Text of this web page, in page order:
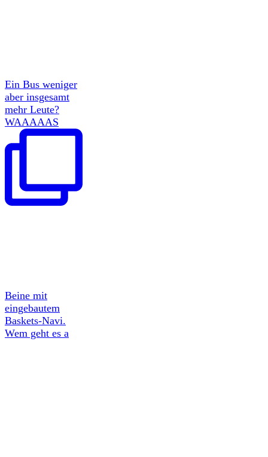
Ein Bus weniger
aber insgesamt
mehr Leute?
WAAAAAS
Beine mit
eingebautem
Baskets-Navi.
Wem geht es a